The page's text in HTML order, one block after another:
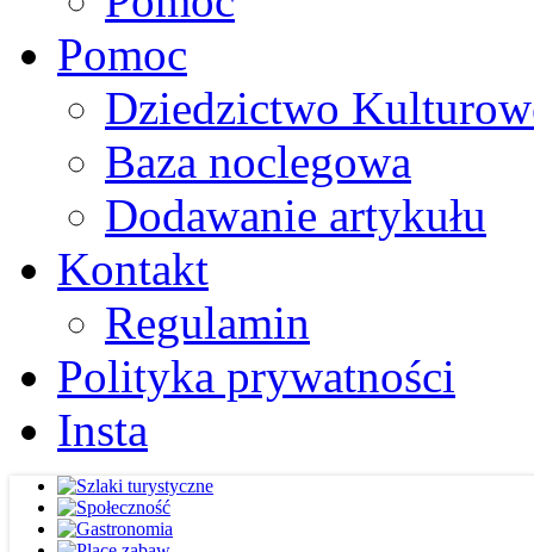
Pomoc
Dziedzictwo
Baza noclegowa
Dodawanie artykułu
Kontakt
Regulamin
Polityka prywatności
Insta